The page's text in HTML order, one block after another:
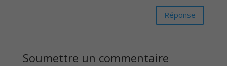
Réponse
Soumettre un commentaire